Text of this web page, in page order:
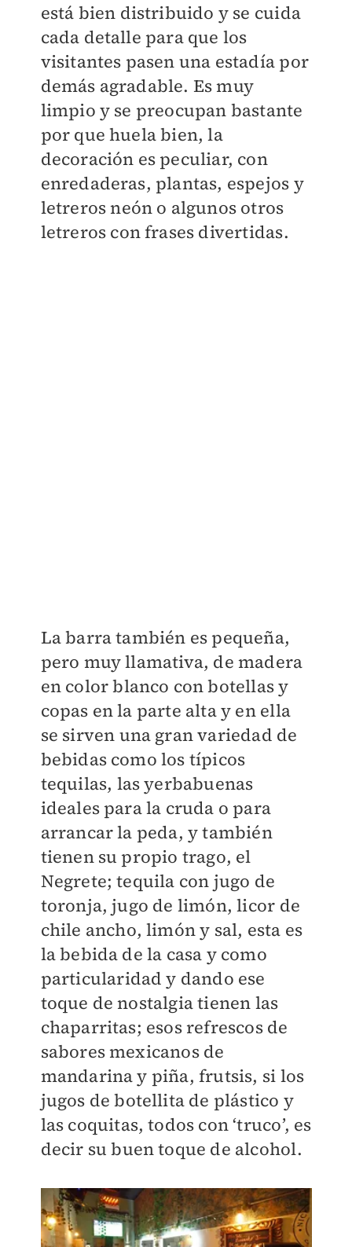
está bien distribuido y se cuida
cada detalle para que los
visitantes pasen una estadía por
demás agradable. Es muy
limpio y se preocupan bastante
por que huela bien, la
decoración es peculiar, con
enredaderas, plantas, espejos y
letreros neón o algunos otros
letreros con frases divertidas.
La barra también es pequeña,
pero muy llamativa, de madera
en color blanco con botellas y
copas en la parte alta y en ella
se sirven una gran variedad de
bebidas como los típicos
tequilas, las yerbabuenas
ideales para la cruda o para
arrancar la peda, y también
tienen su propio trago, el
Negrete; tequila con jugo de
toronja, jugo de limón, licor de
chile ancho, limón y sal, esta es
la bebida de la casa y como
particularidad y dando ese
toque de nostalgia tienen las
chaparritas; esos refrescos de
sabores mexicanos de
mandarina y piña, frutsis, si los
jugos de botellita de plástico y
las coquitas, todos con ‘truco’, es
decir su buen toque de alcohol.